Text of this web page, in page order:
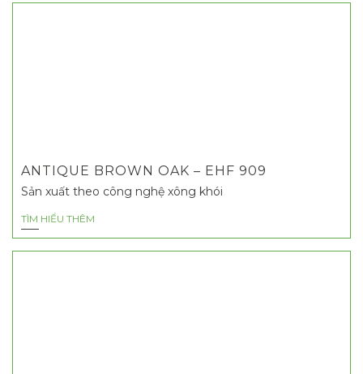
ANTIQUE BROWN OAK – EHF 909
Sản xuất theo công nghệ xông khói
TÌM HIỂU THÊM